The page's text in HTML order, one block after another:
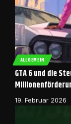
ALLGEMEIN
GTA 6 und die
19. Februar 2026